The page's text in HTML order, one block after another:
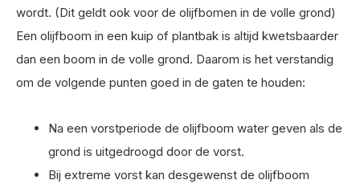
wordt. (Dit geldt ook voor de olijfbomen in de volle grond)
Een olijfboom in een kuip of plantbak is altijd kwetsbaarder
dan een boom in de volle grond. Daarom is het verstandig
om de volgende punten goed in de gaten te houden:
Na een vorstperiode de olijfboom water geven als de
grond is uitgedroogd door de vorst.
Bij extreme vorst kan desgewenst de olijfboom